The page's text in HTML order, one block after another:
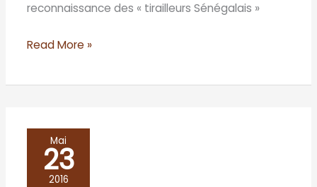
reconnaissance des « tirailleurs Sénégalais »
Read More »
Mai
23
2016
Mongo
Beti